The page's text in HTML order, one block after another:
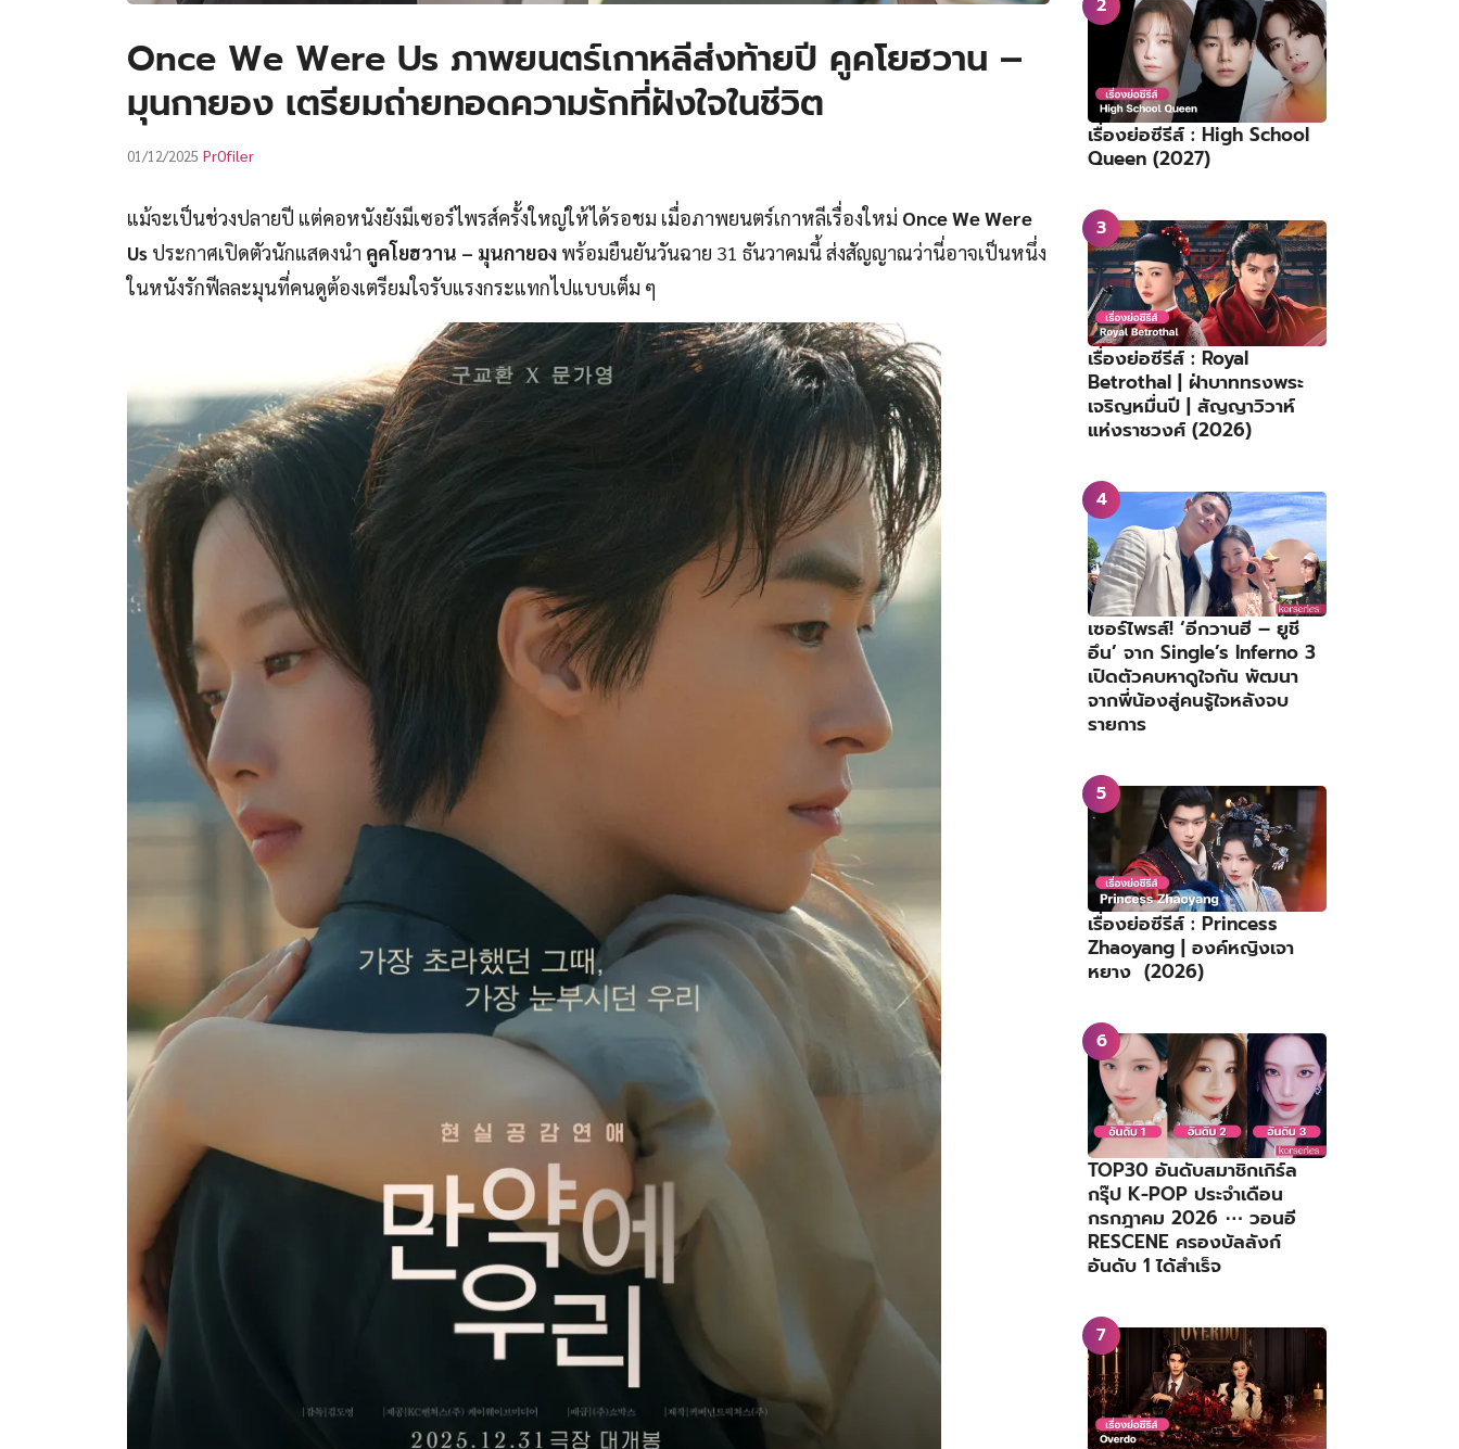
Once We Were Us ภาพยนตร์เกาหลีส่งท้ายปี คูคโยฮวาน –
มุนกายอง เตรียมถ่ายทอดความรักที่ฝังใจในชีวิต
01/12/2025 Pr0filer
แม้จะเป็นช่วงปลายปี แต่คอหนังยังมีเซอร์ไพรส์ครั้งใหญ่ให้ได้รอชม เมื่อภาพยนตร์เกาหลีเรื่องใหม่ Once We Were
Us ประกาศเปิดตัวนักแสดงนำ คูคโยฮวาน – มุนกายอง พร้อมยืนยันวันฉาย 31 ธันวาคมนี้ ส่งสัญญาณว่านี่อาจเป็นหนึ่ง
ในหนังรักฟีลละมุนที่คนดูต้องเตรียมใจรับแรงกระแทกไปแบบเต็ม ๆ
เรื่องย่อซีรีส์ : High School
Queen (2027)
เรื่องย่อซีรีส์ : Royal
Betrothal | ฝ่าบาททรงพระ
เจริญหมื่นปี | สัญญาวิวาห์
แห่งราชวงศ์ (2026)
เซอร์ไพรส์! ‘อีกวานฮี – ยูชี
อึน’ จาก Single’s Inferno 3
เปิดตัวคบหาดูใจกัน พัฒนา
จากพี่น้องสู่คนรู้ใจหลังจบ
รายการ
เรื่องย่อซีรีส์ : Princess
Zhaoyang | องค์หญิงเจา
หยาง (2026)
TOP30 อันดับสมาชิกเกิร์ล
กรุ๊ป K-POP ประจำเดือน
กรกฎาคม 2026 ⋯ วอนอี
RESCENE ครองบัลลังก์
อันดับ 1 ได้สำเร็จ